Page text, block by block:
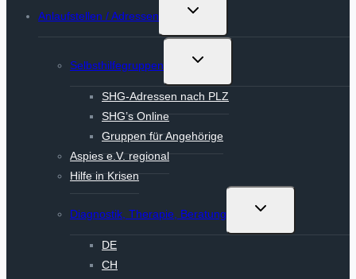
Anlaufstellen / Adressen
Untermenü
Selbsthilfegruppen
Untermenü
SHG-Adressen nach PLZ
SHG’s Online
Gruppen für Angehörige
Aspies e.V. regional
Hilfe in Krisen
Diagnostik, Therapie, Beratung
Untermenü
DE
CH